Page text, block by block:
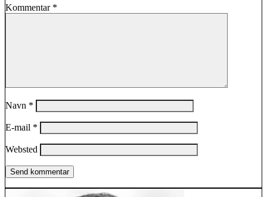
Kommentar *
Navn *
E-mail *
Websted